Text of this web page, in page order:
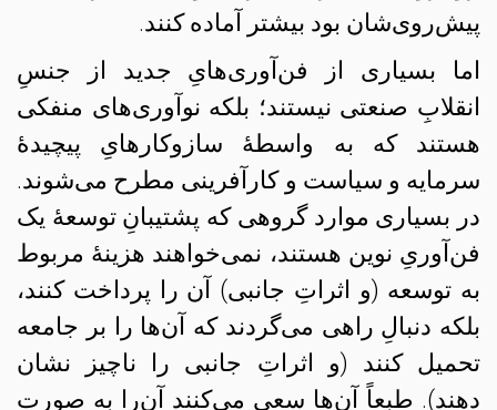
پیش‌روی‌شان بود بیشتر آماده کنند.
اما بسیاری از فن‌آوری‌هایِ جدید از جنسِ
انقلابِ صنعتی نیستند؛ بلکه نوآوری‌های منفکی
هستند که به واسطهٔ سازوکارهایِ پیچیدهٔ
سرمایه و سیاست و کارآفرینی مطرح می‌شوند.
در بسیاری موارد گروهی که پشتیبانِ توسعهٔ یک
فن‌آوریِ نوین هستند، نمی‌خواهند هزینهٔ مربوط
به توسعه (و اثراتِ جانبی) آن‌ را پرداخت کنند،
بلکه دنبالِ راهی می‌گردند که آن‌ها را بر جامعه
تحمیل کنند (و اثراتِ جانبی را ناچیز نشان
دهند). طبعاً آن‌ها سعی می‌کنند آن‌را به صورتِ